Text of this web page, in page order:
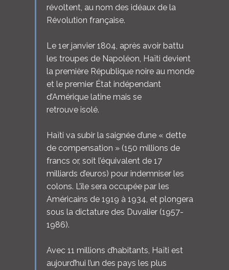
révoltent, au nom des idéaux de la
Révolution française.
Le 1er janvier 1804, après avoir battu
les troupes de Napoléon, Haïti devient
la première République noire au monde
et le premier État indépendant
d’Amérique latine mais se
retrouve isolé.
Haïti va subir la saignée d’une « dette
de compensation » (150 millions de
francs or, soit l’équivalent de 17
milliards d’euros) pour indemniser les
colons. L’île sera occupée par les
Américains de 1919 à 1934, et plongera
sous la dictature des Duvalier (1957-
1986).
Avec 11 millions d’habitants, Haïti est
aujourd’hui l’un des pays les plus